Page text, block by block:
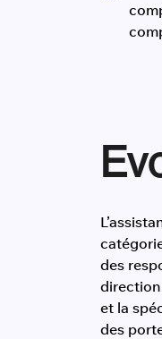
des
direction
et la
des